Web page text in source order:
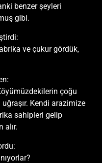
benzer şeyleri
gibi.
ve çukur gördük,
çoğu
uğraşır. Kendi arazimize
sahipleri gelip
alır.